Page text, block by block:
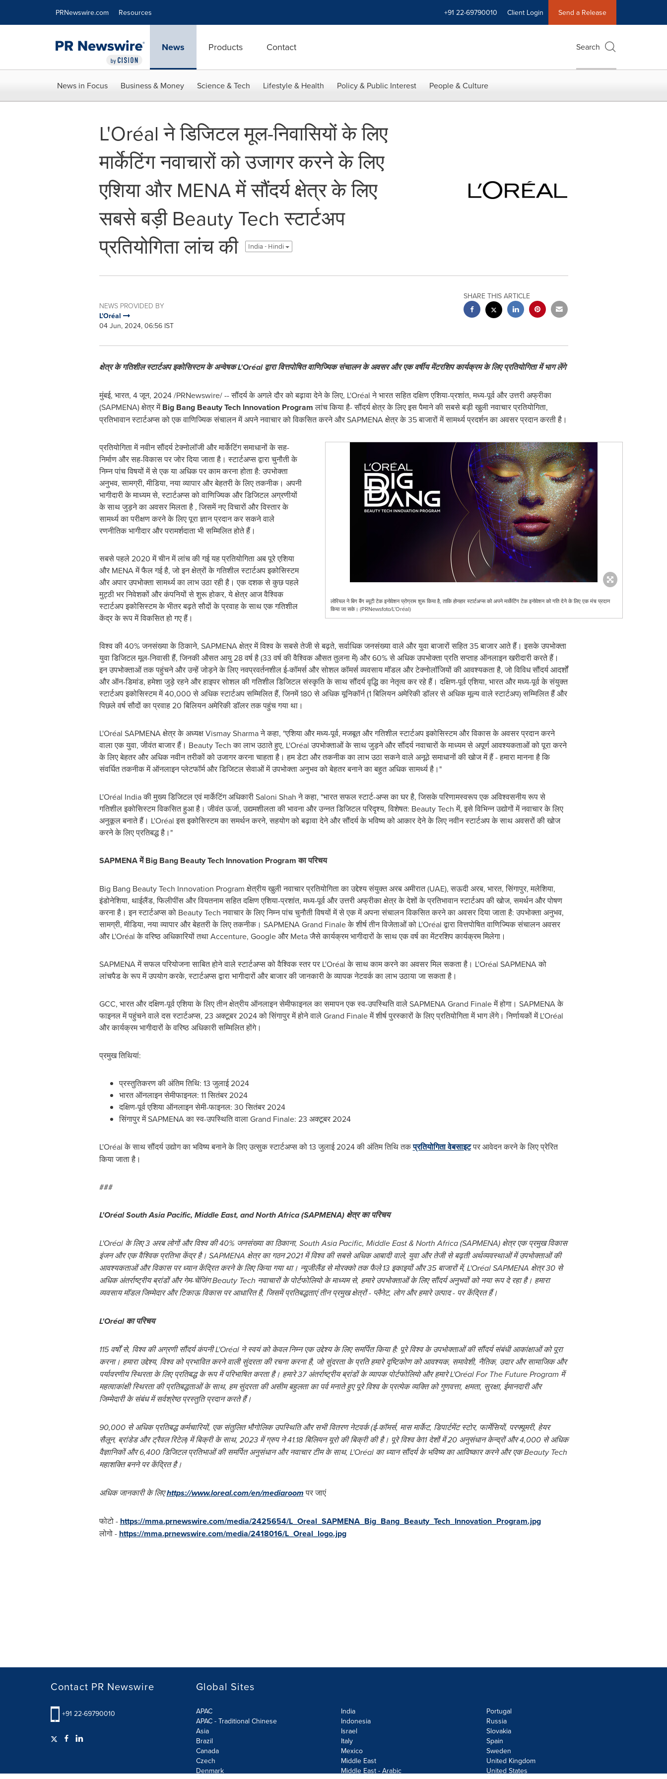
PRNewswire.com Resources +91 22-69790010 Client Login Send a Release
News Products Contact Search
News in Focus Business & Money Science & Tech Lifestyle & Health Policy & Public Interest People & Culture
L'Oréal ने डिजिटल मूल-निवासियों के लिए
मार्केटिंग नवाचारों को उजागर करने के लिए
एशिया और MENA में सौंदर्य क्षेत्र के लिए
सबसे बड़ी Beauty Tech स्टार्टअप
प्रतियोगिता लांच की
India - Hindi
NEWS PROVIDED BY
L'Oréal
04 Jun, 2024, 06:56 IST
SHARE THIS ARTICLE
क्षेत्र के गतिशील स्टार्टअप इकोसिस्टम के अन्वेषक L'Oréal द्वारा वित्तपोषित वाणिज्यिक संचालन के अवसर और एक वर्षीय मेंटरशिप कार्यक्रम के लिए प्रतियोगिता में भाग लेंगे
मुंबई, भारत, 4 जून, 2024 /PRNewswire/ -- सौंदर्य के अगले दौर को बढ़ावा देने के लिए, L'Oréal ने भारत सहित दक्षिण एशिया-प्रशांत, मध्य-पूर्व और उत्तरी अफ्रीका
(SAPMENA) क्षेत्र मेंBig Bang Beauty Tech Innovation Programलांच किया है- सौंदर्य क्षेत्र के लिए इस पैमाने की सबसे बड़ी खुली नवाचार प्रतियोगिता,
प्रतिभावान स्टार्टअप्स को एक वाणिज्यिक संचालन में अपने नवाचार को विकसित करने और SAPMENA क्षेत्र के 35 बाजारों में सामर्थ्य प्रदर्शन का अवसर प्रदान करती है।
लोरियल ने बिग बैंग ब्यूटी टेक इनोवेशन प्रोग्राम शुरू किया है, ताकि होनहार स्टार्टअप्स को अपने मार्केटिंग टेक इनोवेशन को गति देने के लिए एक मंच प्रदान
किया जा सके। (PRNewsfoto/L'Oréal)
प्रतियोगिता में नवीन सौंदर्य टेक्नोलॉजी और मार्केटिंग समाधानों के सह-
निर्माण और सह-विकास पर जोर दिया जाता है। स्टार्टअप्स द्वारा चुनौती के
निम्न पांच विषयों में से एक या अधिक पर काम करना होता है: उपभोक्ता
अनुभव, सामग्री, मीडिया, नया व्यापार और बेहतरी के लिए तकनीक। अपनी
भागीदारी के माध्यम से, स्टार्टअप्स को वाणिज्यिक और डिजिटल अग्रणीयों
के साथ जुड़ने का अवसर मिलता है , जिसमें नए विचारों और विस्तार के
सामर्थ्य का परीक्षण करने के लिए पूरा ज्ञान प्रदान कर सकने वाले
रणनीतिक भागीदार और परामर्शदाता भी सम्मिलित होते हैं।
सबसे पहले 2020 में चीन में लांच की गई यह प्रतियोगिता अब पूरे एशिया
और MENA में फैल गई है, जो इन क्षेत्रों के गतिशील स्टार्टअप इकोसिस्टम
और अपार उपभोक्ता सामर्थ्य का लाभ उठा रही है। एक दशक से कुछ पहले
मुट्ठी भर निवेशकों और कंपनियों से शुरू होकर, ये क्षेत्र आज वैश्विक
स्टार्टअप इकोसिस्टम के भीतर बढ़ते सौदों के प्रवाह के साथ एक गतिशील
केंद्र के रूप में विकसित हो गए हैं।
विश्व की 40% जनसंख्या के ठिकाने, SAPMENA क्षेत्र में विश्व के सबसे तेजी से बढ़ते, सर्वाधिक जनसंख्या वाले और युवा बाजारों सहित 35 बाजार आते हैं। इसके उपभोक्ता
युवा डिजिटल मूल-निवासी हैं, जिनकी औसत आयु 28 वर्ष है (33 वर्ष की वैश्विक औसत तुलना में) और 60% से अधिक उपभोक्ता प्रति सप्ताह ऑनलाइन खरीदारी करते हैं।
इन उपभोक्ताओं तक पहुंचने और उन्हें जोड़ने के लिए नवप्रवर्तनशील ई-कॉमर्स और सोशल कॉमर्स व्यवसाय मॉडल और टेक्नोलॉजियों की आवश्यकता है, जो विविध सौंदर्य आदर्शों
और ऑन-डिमांड, हमेशा जुड़े रहने और हाइपर सोशल की गतिशील डिजिटल संस्कृति के साथ सौंदर्य वृद्धि का नेतृत्व कर रहे हैं। दक्षिण-पूर्व एशिया, भारत और मध्य-पूर्व के संयुक्त
स्टार्टअप इकोसिस्टम में 40,000 से अधिक स्टार्टअप सम्मिलित हैं, जिनमें 180 से अधिक यूनिकॉर्न (1 बिलियन अमेरिकी डॉलर से अधिक मूल्य वाले स्टार्टअप) सम्मिलित हैं और
पिछले वर्ष सौदों का प्रवाह 20 बिलियन अमेरिकी डॉलर तक पहुंच गया था।
L'Oréal SAPMENA क्षेत्र के अध्यक्षVismay Sharmaने कहा, "एशिया और मध्य-पूर्व, मजबूत और गतिशील स्टार्टअप इकोसिस्टम और विकास के अवसर प्रदान करने
वाला एक युवा, जीवंत बाजार हैं। Beauty Tech का लाभ उठाते हुए, L'Oréal उपभोक्ताओं के साथ जुड़ने और सौंदर्य नवाचारों के माध्यम से अपूर्ण आवश्यकताओं को पूरा करने
के लिए बेहतर और अधिक नवीन तरीकों को उजागर करना चाहता है। हम डेटा और तकनीक का लाभ उठा सकने वाले अनूठे समाधानों की खोज में हैं - हमारा मानना है कि
संवर्धित तकनीक में ऑनलाइन प्लेटफॉर्म और डिजिटल सेवाओं में उपभोक्ता अनुभव को बेहतर बनाने का बहुत अधिक सामर्थ्य है।"
L'Oréal Indiaकी मुख्य डिजिटल एवं मार्केटिंग अधिकारीSaloni Shahने कहा, "भारत सफल स्टार्ट-अप्स का घर है, जिसके परिणामस्वरूप एक अविश्वसनीय रूप से
गतिशील इकोसिस्टम विकसित हुआ है। जीवंत ऊर्जा, उद्यमशीलता की भावना और उन्नत डिजिटल परिदृश्य, विशेषत: Beauty Tech में, इसे विभिन्न उद्योगों में नवाचार के लिए
अनुकूल बनाते हैं। L'Oréal इस इकोसिस्टम का समर्थन करने, सहयोग को बढ़ावा देने और सौंदर्य के भविष्य को आकार देने के लिए नवीन स्टार्टअप के साथ अवसरों की खोज
करने के लिए प्रतिबद्ध है।"
SAPMENA में Big Bang Beauty Tech Innovation Program का परिचय
Big Bang Beauty Tech Innovation Program क्षेत्रीय खुली नवाचार प्रतियोगिता का उद्देश्य संयुक्त अरब अमीरात (UAE), सऊदी अरब, भारत, सिंगापुर, मलेशिया,
इंडोनेशिया, थाईलैंड, फिलीपींस और वियतनाम सहित दक्षिण एशिया-प्रशांत, मध्य-पूर्व और उत्तरी अफ्रीका क्षेत्र के देशों के प्रतिभावान स्टार्टअप की खोज, समर्थन और पोषण
करना है। इन स्टार्टअप्स को Beauty Tech नवाचार के लिए निम्न पांच चुनौती विषयों में से एक में अपना संचालन विकसित करने का अवसर दिया जाता है: उपभोक्ता अनुभव,
सामग्री, मीडिया, नया व्यापार और बेहतरी के लिए तकनीक। SAPMENA Grand Finale के शीर्ष तीन विजेताओं को L'Oréal द्वारा वित्तपोषित वाणिज्यिक संचालन अवसर
और L'Oréal के वरिष्ठ अधिकारियों तथा Accenture, Google और Meta जैसे कार्यक्रम भागीदारों के साथ एक वर्ष का मेंटरशिप कार्यक्रम मिलेगा।
SAPMENA में सफल परियोजना साबित होने वाले स्टार्टअप्स को वैश्विक स्तर पर L'Oréal के साथ काम करने का अवसर मिल सकता है। L'Oréal SAPMENA को
लांचपैड के रूप में उपयोग करके, स्टार्टअप्स द्वारा भागीदारों और बाजार की जानकारी के व्यापक नेटवर्क का लाभ उठाया जा सकता है।
GCC, भारत और दक्षिण-पूर्व एशिया के लिए तीन क्षेत्रीय ऑनलाइन सेमीफाइनल का समापन एक स्व-उपस्थिति वाले SAPMENA Grand Finale में होगा। SAPMENA के
फाइनल में पहुंचने वाले दस स्टार्टअप्स, 23 अक्टूबर 2024 को सिंगापुर में होने वाले Grand Finale में शीर्ष पुरस्कारों के लिए प्रतियोगिता में भाग लेंगे। निर्णायकों में L'Oréal
और कार्यक्रम भागीदारों के वरिष्ठ अधिकारी सम्मिलित होंगे।
प्रमुख तिथियां:
प्रस्तुतिकरण की अंतिम तिथि: 13 जुलाई 2024
भारत ऑनलाइन सेमीफाइनल: 11 सितंबर 2024
दक्षिण-पूर्व एशिया ऑनलाइन सेमी-फाइनल: 30 सितंबर 2024
सिंगापुर में SAPMENA का स्व-उपस्थिति वाला Grand Finale: 23 अक्टूबर 2024
L'Oréal के साथ सौंदर्य उद्योग का भविष्य बनाने के लिए उत्सुक स्टार्टअप्स को 13 जुलाई 2024 की अंतिम तिथि तकप्रतियोगिता वेबसाइटपर आवेदन करने के लिए प्रेरित
किया जाता है।
###
L'OréalSouth Asia Pacific, Middle East, andNorth Africa(SAPMENA) क्षेत्र का परिचय
L'Oréal के लिए 3 अरब लोगों और विश्व की 40% जनसंख्या का ठिकाना, South Asia Pacific, Middle East&North Africa(SAPMENA) क्षेत्र एक प्रमुख विकास
इंजन और एक वैश्विक प्रतिभा केंद्र है। SAPMENA क्षेत्र का गठन 2021 में विश्व की सबसे अधिक आबादी वाले, युवा और तेजी से बढ़ती अर्थव्यवस्थाओं में उपभोक्ताओं की
आवश्यकताओं और विकास पर ध्यान केंद्रित करने के लिए किया गया था। न्यूजीलैंड से मोरक्को तक फैले 13 इकाइयों और 35 बाजारों में, L'Oréal SAPMENA क्षेत्र 30 से
अधिक अंतर्राष्ट्रीय ब्रांडों और गेम-चेंजिंग Beauty Tech नवाचारों के पोर्टफोलियो के माध्यम से, हमारे उपभोक्ताओं के लिए सौंदर्य अनुभवों को नया रूप दे रहा है। हमारा
व्यवसाय मॉडल जिम्मेदार और टिकाऊ विकास पर आधारित है, जिसमें प्रतिबद्धताएं तीन प्रमुख क्षेत्रों - प्लैनेट, लोग और हमारे उत्पाद - पर केंद्रित हैं।
L'Oréal का परिचय
115 वर्षों से, विश्व की अग्रणी सौंदर्य कंपनी L'Oréal ने स्वयं को केवल निम्न एक उद्देश्य के लिए समर्पित किया है: पूरे विश्व के उपभोक्ताओं की सौंदर्य संबंधी आकांक्षाओं को पूरा
करना। हमारा उद्देश्य, विश्व को प्रभावित करने वाली सुंदरता की रचना करना है, जो सुंदरता के प्रति हमारे दृष्टिकोण को आवश्यक, समावेशी, नैतिक, उदार और सामाजिक और
पर्यावरणीय स्थिरता के लिए प्रतिबद्ध के रूप में परिभाषित करता है। हमारे 37 अंतर्राष्ट्रीय ब्रांडों के व्यापक पोर्टफोलियो और हमारे L'Oréal For The Future Program में
महत्वाकांक्षी स्थिरता की प्रतिबद्धताओं के साथ, हम सुंदरता की असीम बहुलता का पर्व मनाते हुए पूरे विश्व के प्रत्येक व्यक्ति को गुणवत्ता, क्षमता, सुरक्षा, ईमानदारी और
जिम्मेदारी के संबंध में सर्वश्रेष्ठ प्रस्तुति प्रदान करते हैं।
90,000 से अधिक प्रतिबद्ध कर्मचारियों, एक संतुलित भौगोलिक उपस्थिति और सभी वितरण नेटवर्क (ई-कॉमर्स, मास मार्केट, डिपार्टमेंट स्टोर, फार्मेसियों, परफ्यूमरी, हेयर
सैलून, ब्रांडेड और ट्रैवल रिटेल) में बिक्री के साथ, 2023 में ग्रुप ने 41.18 बिलियन यूरो की बिक्री की है। पूरे विश्व के11 देशों में 20 अनुसंधान केन्द्रों और 4,000 से अधिक
वैज्ञानिकों और 6,400 डिजिटल प्रतिभाओं की समर्पित अनुसंधान और नवाचार टीम के साथ, L'Oréal का ध्यान सौंदर्य के भविष्य का आविष्कार करने और एक Beauty Tech
महाशक्ति बनने पर केंद्रित है।
अधिक जानकारी के लिएhttps://www.loreal.com/en/mediaroomपर जाएं
फोटो - https://mma.prnewswire.com/media/2425654/L_Oreal_SAPMENA_Big_Bang_Beauty_Tech_Innovation_Program.jpg
लोगो - https://mma.prnewswire.com/media/2418016/L_Oreal_logo.jpg
Contact PR Newswire
+91 22-69790010
Global Sites
APAC
APAC - Traditional Chinese
Asia
Brazil
Canada
Czech
Denmark
India
Indonesia
Israel
Italy
Mexico
Middle East
Middle East - Arabic
Portugal
Russia
Slovakia
Spain
Sweden
United Kingdom
United States